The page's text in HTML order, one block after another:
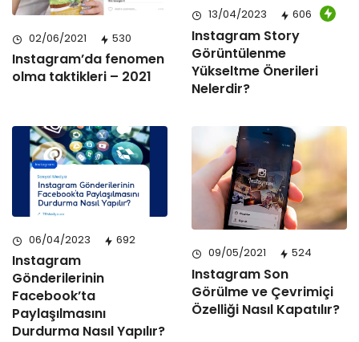
02/06/2021 530
Instagram’da fenomen
olma taktikleri – 2021
13/04/2023 606
Instagram Story
Görüntülenme
Yükseltme Önerileri
Nelerdir?
06/04/2023 692
Instagram
Gönderilerinin
Facebook’ta
Paylaşılmasını
Durdurma Nasıl Yapılır?
09/05/2021 524
Instagram Son
Görülme ve Çevrimiçi
Özelliği Nasıl Kapatılır?